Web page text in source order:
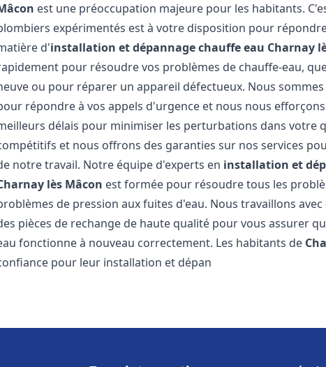
est une préoccupation majeure pour les habitants.
expérimentés est à votre disposition pour
d'installation et dépannage chauffe eau Charnay
pour résoudre vos problèmes de chauffe-eau,
ou pour réparer un appareil défectueux. Nous
répondre à vos appels d'urgence et nous nous
délais pour minimiser les perturbations dans votre
et nous offrons des garanties sur nos services
notre travail. Notre équipe d'experts en installation et
lès Mâcon est formée pour résoudre tous les
de pression aux fuites d'eau. Nous travaillons
pièces de rechange de haute qualité pour vous assurer
fonctionne à nouveau correctement. Les habitants de
pour leur installation et dépan